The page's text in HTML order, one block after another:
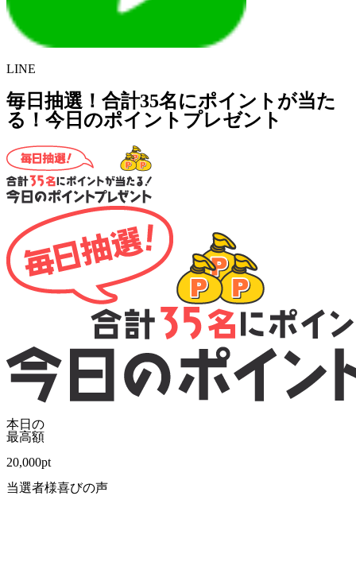
LINE
毎日抽選！合計35名にポイントが当た
る！今日のポイントプレゼント
本日の
最高額
20,000pt
当選者様喜びの声